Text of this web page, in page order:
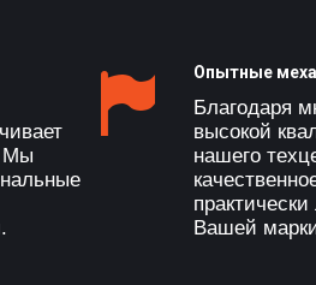
Мы
Опытные
Благодаря
высокой
нашего
Вашей